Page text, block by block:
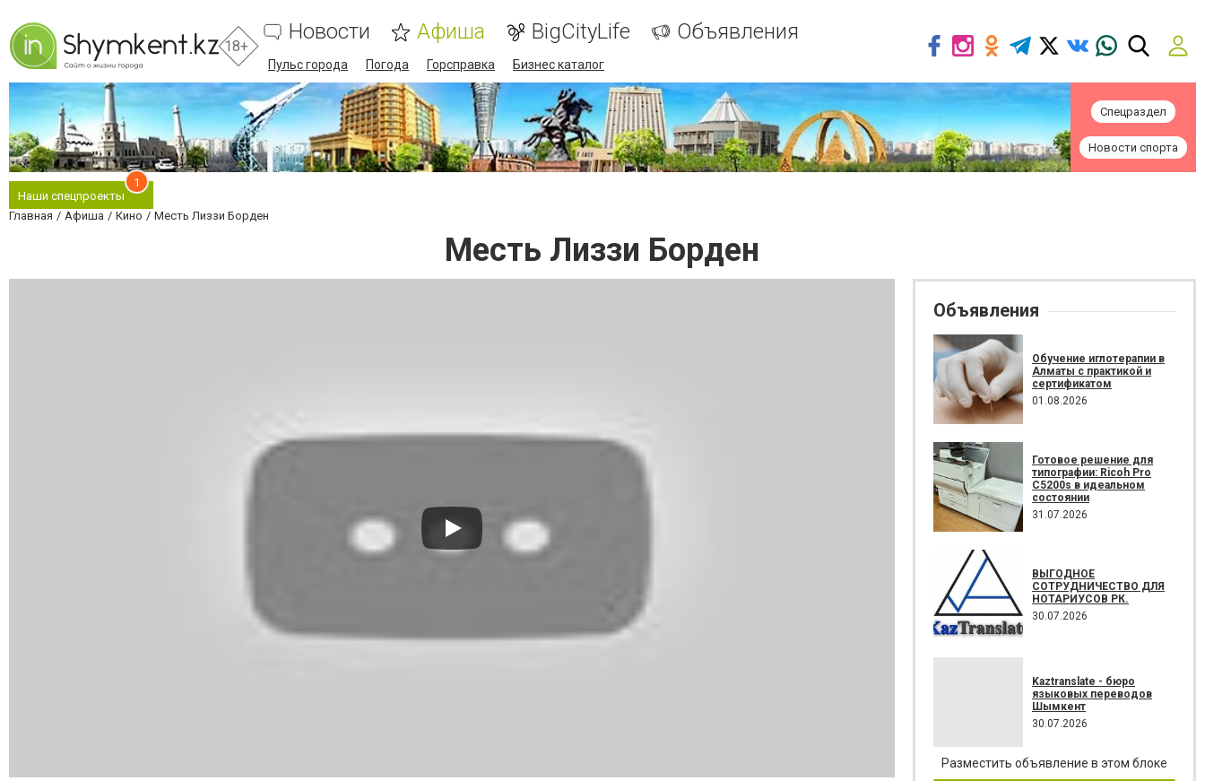
18+
Новости Афиша BigCityLife Объявления
Пульс города Погода Горсправка Бизнес каталог
Спецраздел
Новости спорта
Наши спецпроекты
1
Главная Афиша Кино Месть Лиззи Борден
Месть Лиззи Борден
Объявления
Обучение иглотерапии в
Алматы с практикой и
сертификатом
01.08.2026
Готовое решение для
типографии: Ricoh Pro
C5200s в идеальном
состоянии
31.07.2026
ВЫГОДНОЕ
СОТРУДНИЧЕСТВО ДЛЯ
НОТАРИУСОВ РК.
30.07.2026
Kaztranslate - бюро
языковых переводов
Шымкент
30.07.2026
Разместить объявление в этом блоке